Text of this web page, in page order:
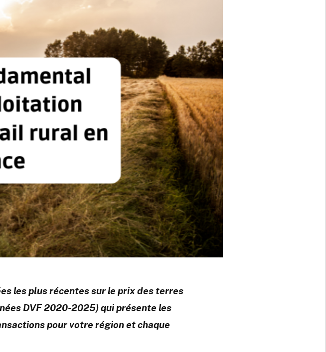
les plus récentes sur le prix des terres
DVF 2020-2025) qui présente les
pour votre région et chaque